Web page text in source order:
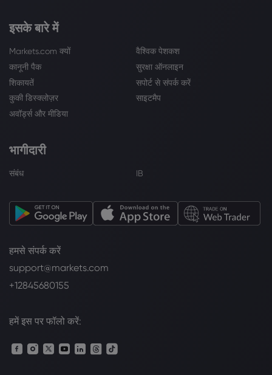
इसके बारे में
Markets.com क्यों
वैश्विक पेशकश
कानूनी पैक
सुरक्षा ऑनलाइन
शिकायतें
सपोर्ट से संपर्क करें
कुकी डिस्क्लोज़र
साइटमैप
अवॉर्ड्स और मीडिया
भागीदारी
संबंध IB
हमसे संपर्क करें
support@markets.com
+12845680155
हमें इस पर फॉलो करें: